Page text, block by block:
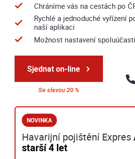
Chráníme vás na cestách po
Rychlé a jednoduché vyřízení
naší aplikaci
Možnost nastavení
Sjednat on-line
Se slevou 20 %
NOVINKA
Havarijní pojištění Expres
starší 4 let